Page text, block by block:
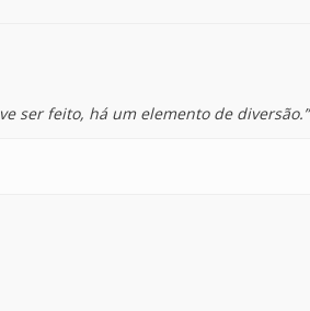
ser feito, há um elemento de diversão.”